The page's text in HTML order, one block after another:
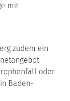
mit
zudem ein
oder
Baden-